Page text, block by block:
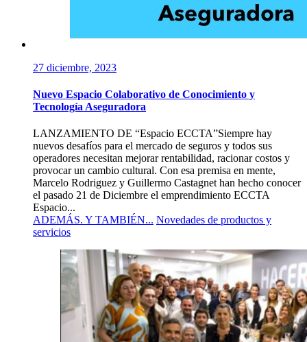
27 diciembre, 2023
Nuevo Espacio Colaborativo de Conocimiento y
Tecnología Aseguradora
LANZAMIENTO DE “Espacio ECCTA”Siempre hay
nuevos desafíos para el mercado de seguros y todos sus
operadores necesitan mejorar rentabilidad, racionar costos y
provocar un cambio cultural. Con esa premisa en mente,
Marcelo Rodriguez y Guillermo Castagnet han hecho conocer
el pasado 21 de Diciembre el emprendimiento ECCTA
Espacio...
ADEMÁS. Y TAMBIÉN... Novedades de productos y
servicios